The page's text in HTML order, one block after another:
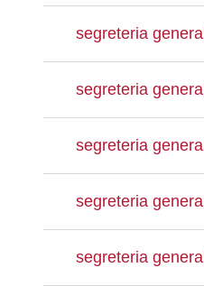
segreteria
segreteria
segreteria
segreteria
segreteria